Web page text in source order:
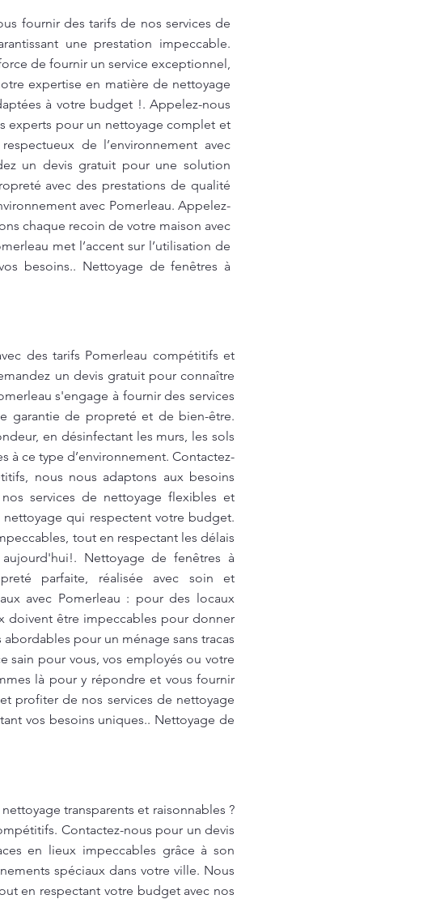
fournir des tarifs de nos services de
une prestation impeccable.
de fournir un service exceptionnel,
expertise en matière de nettoyage
à votre budget !. Appelez-nous
experts pour un nettoyage complet et
de l’environnement avec
un devis gratuit pour une solution
avec des prestations de qualité
avec Pomerleau. Appelez-
chaque recoin de votre maison avec
met l’accent sur l’utilisation de
besoins.. Nettoyage de fenêtres à
des tarifs Pomerleau compétitifs et
un devis gratuit pour connaître
s'engage à fournir des services
garantie de propreté et de bien-être.
en désinfectant les murs, les sols
à ce type d’environnement. Contactez-
nous nous adaptons aux besoins
services de nettoyage flexibles et
qui respectent votre budget.
tout en respectant les délais
Nettoyage de fenêtres à
parfaite, réalisée avec soin et
avec Pomerleau : pour des locaux
doivent être impeccables pour donner
pour un ménage sans tracas
sain pour vous, vos employés ou votre
là pour y répondre et vous fournir
profiter de nos services de nettoyage
vos besoins uniques.. Nettoyage de
transparents et raisonnables ?
Contactez-nous pour un devis
en lieux impeccables grâce à son
spéciaux dans votre ville. Nous
en respectant votre budget avec nos